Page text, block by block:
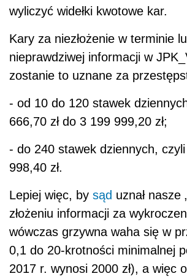
wyliczyć widełki kwotowe kar.
Kary za niezłożenie w terminie
nieprawdziwej informacji w
zostanie to uznane za
- od 10 do 120 stawek
666,70 zł do 3 199 999,20 zł;
- do 240 stawek dziennych,
998,40 zł.
Lepiej więc, by sąd uznał nasze
złożeniu informacji za
wówczas grzywna waha się w
0,1 do 20-krotności minimalnej
2017 r. wynosi 2000 zł), a więc